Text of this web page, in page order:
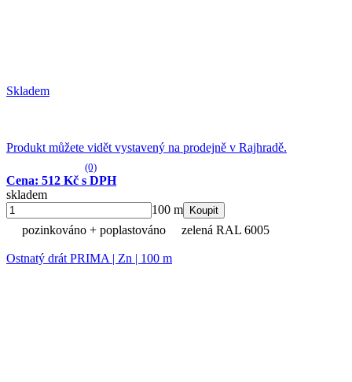
Skladem
Produkt můžete vidět vystavený na prodejně v Rajhradě.
(0)
Cena: 512 Kč s DPH
skladem
100 m
Koupit
pozinkováno + poplastováno zelená RAL 6005
Ostnatý drát PRIMA | Zn | 100 m